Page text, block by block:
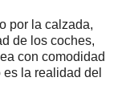
por la calzada,
de los coches,
con comodidad
la realidad del